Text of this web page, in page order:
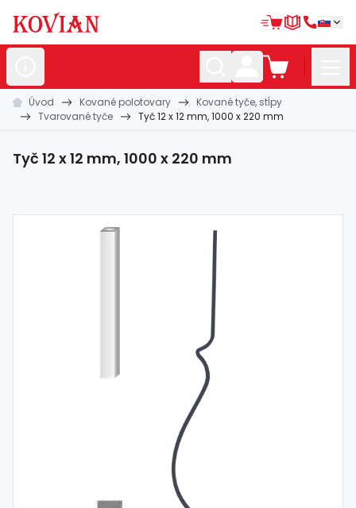
Nerezovépolotovary
Kované polotovary
systémy
Úvod Kované polotovary
Kované tyče, stĺpy
Tvarované tyče
Tyč 12 x 12 mm, 1000 x 220 mm
Tyč 12 x 12 mm, 1000 x 220 mm